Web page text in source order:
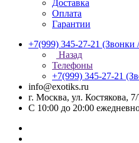
Доставка
Оплата
Гарантии
+7(999) 345-27-21 (Звонки
Назад
Телефоны
+7(999) 345-27-21
info@exotiks.ru
г. Москва, ул. Костякова,
С 10:00 до 20:00